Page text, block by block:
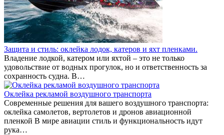
Защита и стиль: оклейка лодок, катеров и яхт пленками.
Владение лодкой, катером или яхтой – это не только
удовольствие от водных прогулок, но и ответственность за
сохранность судна. В…
Оклейка рекламой воздушного транспорта
Современные решения для вашего воздушного транспорта:
оклейка самолетов, вертолетов и дронов авиационной
пленкой В мире авиации стиль и функциональность идут
рука…